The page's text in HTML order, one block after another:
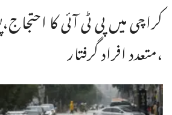
کراچی میں پی ٹی آئی کا
،متعدد افراد گرفتار